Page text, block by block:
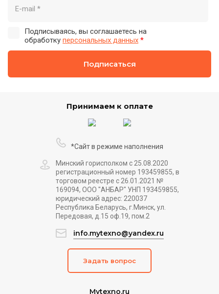
Подписываясь, вы соглашаетесь на
обработку персональных данных *
Подписаться
Принимаем к оплате
Mytexno.ru
*Сайт в режиме наполнения
Минский горисполком с 25.08.2020
регистрационный номер 193459855, в
торговом реестре с 26.01.2021 №
169094, ООО "АНБАР" УНП 193459855,
юридический адрес: 220037
Республика Беларусь, г.Минск, ул.
Передовая, д.15 оф.19, пом.2
info.mytexno@yandex.ru
Задать вопрос